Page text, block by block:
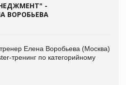
-
ВОРОБЬЕВА
Елена Воробьева (Москва)
тренинг по категорийному